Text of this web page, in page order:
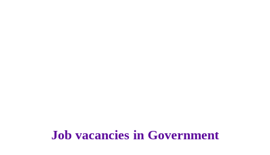
Job vacancies in Government